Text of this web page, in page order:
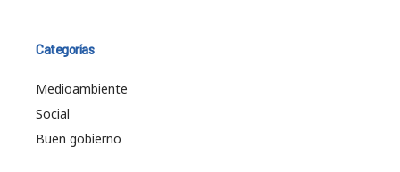
Categorías
Medioambiente
Social
Buen gobierno